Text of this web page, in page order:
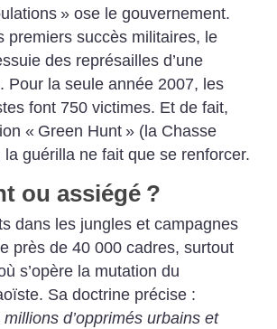
» ose le gouvernement.
premiers succès militaires, le
des représailles d’une
Pour la seule année 2007, les
font 750 victimes. Et de fait,
« Green Hunt » (la Chasse
guérilla ne fait que se renforcer.
ou assiégé ?
dans les jungles et campagnes
près de 40 000 cadres, surtout
s’opère la mutation du
Sa doctrine précise :
d’opprimés urbains et